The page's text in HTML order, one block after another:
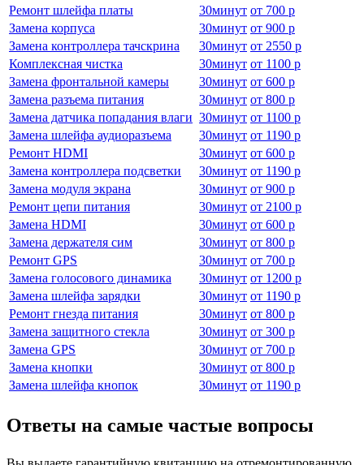
Ремонт шлейфа платы
30минут от 700 р
Замена корпуса
30минут от 900 р
Замена контроллера тачскрина
30минут от 2550 р
Комплексная чистка
30минут от 1100 р
Замена фронтальной камеры
30минут от 600 р
Замена разъема питания
30минут от 800 р
Замена датчика попадания влаги 30минут от 1100 р
Замена шлейфа аудиоразъема
30минут от 1190 р
Ремонт HDMI
30минут от 600 р
Замена контроллера подсветки
30минут от 1190 р
Замена модуля экрана
30минут от 900 р
Ремонт цепи питания
30минут от 2100 р
Замена HDMI
30минут от 600 р
Замена держателя сим
30минут от 800 р
Ремонт GPS
30минут от 700 р
Замена голосового динамика
30минут от 1200 р
Замена шлейфа зарядки
30минут от 1190 р
Ремонт гнезда питания
30минут от 800 р
Замена защитного стекла
30минут от 300 р
Замена GPS
30минут от 700 р
Замена кнопки
30минут от 800 р
Замена шлейфа кнопок
30минут от 1190 р
Ответы на самые частые вопросы